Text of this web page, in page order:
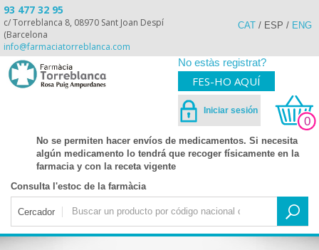
93 477 32 95
c/ Torreblanca 8, 08970 Sant Joan Despí
(Barcelona
info@farmaciatorreblanca.com
CAT / ESP / ENG
No estàs registrat?
FES-HO AQUÍ
Iniciar sesión
0
No se permiten hacer envíos de medicamentos. Si necesita
algún medicamento lo tendrá que recoger físicamente en la
farmacia y con la receta vigente
Consulta l'estoc de la farmàcia
Cercador